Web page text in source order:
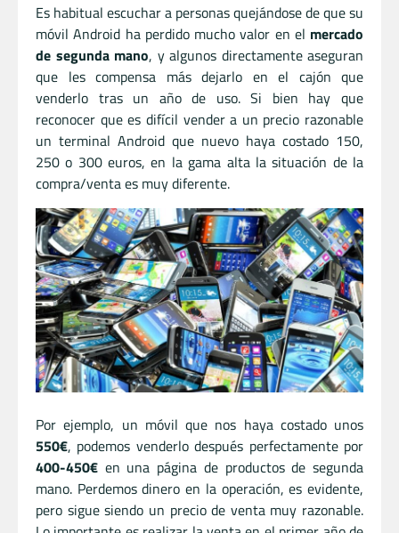
Es habitual escuchar a personas quejándose de que su
móvil Android ha perdido mucho valor en el mercado
de segunda mano, y algunos directamente aseguran
que les compensa más dejarlo en el cajón que
venderlo tras un año de uso. Si bien hay que
reconocer que es difícil vender a un precio razonable
un terminal Android que nuevo haya costado 150,
250 o 300 euros, en la gama alta la situación de la
compra/venta es muy diferente.
Por ejemplo, un móvil que nos haya costado unos
550€, podemos venderlo después perfectamente por
400-450€ en una página de productos de segunda
mano. Perdemos dinero en la operación, es evidente,
pero sigue siendo un precio de venta muy razonable.